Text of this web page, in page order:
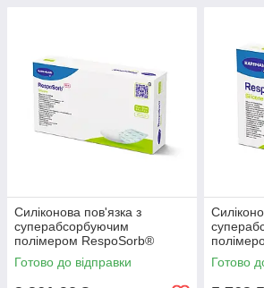
Силіконова пов'язка з
суперабсорбуючим
полімером RespoSorb®
Silicone 10см х 20см, 10шт/уп
Готово до відправки
Silicone
Готово